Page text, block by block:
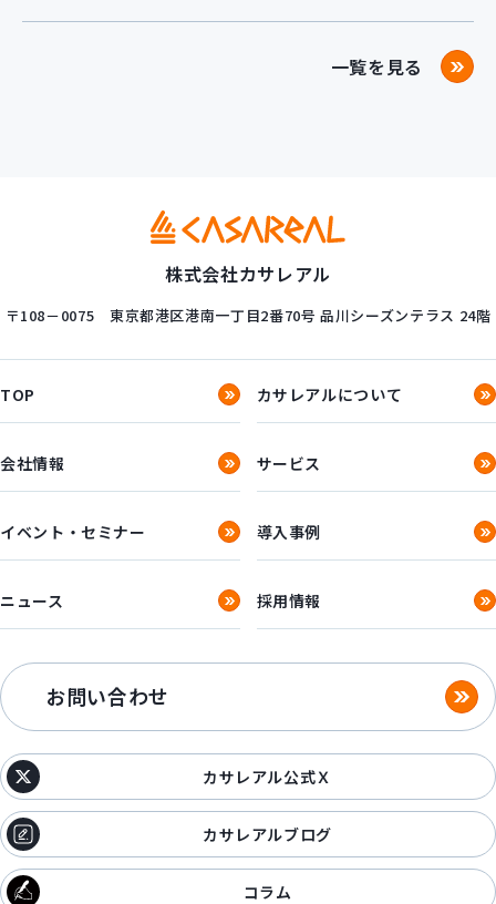
一覧を見る
株式会社カサレアル
〒108－0075 東京都港区港南一丁目2番70号 品川シーズンテラス 24階
TOP カサレアルについて
会社情報 サービス
イベント・セミナー 導入事例
ニュース 採用情報
お問い合わせ
カサレアル公式Ｘ
カサレアルブログ
コラム